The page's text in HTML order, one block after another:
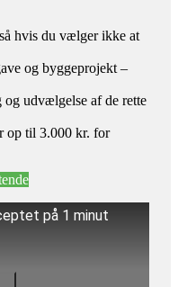
hvis du vælger ikke at
og byggeprojekt –
udvælgelse af de rette
op til 3.000 kr. for
på 1 minut